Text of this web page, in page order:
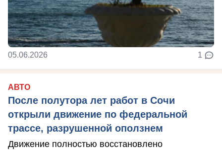
05.06.2026 1
АВТО
После полутора лет работ в Сочи
открыли движение по федеральной
трассе, разрушенной оползнем
Движение полностью восстановлено